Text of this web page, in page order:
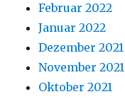
Februar 2022
Januar 2022
Dezember 2021
November 2021
Oktober 2021